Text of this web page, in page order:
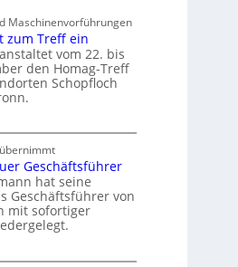
Maschinenvorführungen
zum Treff ein
vom 22. bis
den Homag-Treff
Schopfloch
Geschäftsführer
hat seine
Geschäftsführer von
mit sofortiger